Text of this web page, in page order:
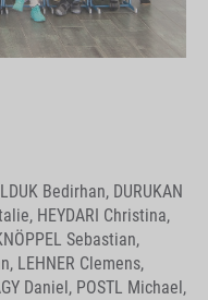
Bedirhan, DURUKAN
HEYDARI Christina,
Sebastian,
LEHNER Clemens,
Daniel, POSTL Michael,